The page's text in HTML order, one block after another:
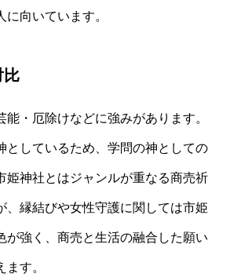
向いています。
比
能・厄除けなどに強みがあります。
としているため、学問の神としての
姫神社とはジャンルが重なる商売祈
、縁結びや女性守護に関しては市姫
が強く、商売と生活の融合した願い
す。